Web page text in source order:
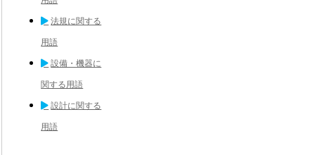
法規に関する
用語
設備・機器に
関する用語
設計に関する
用語